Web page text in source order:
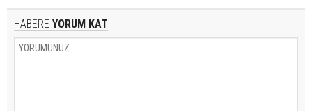
HABERE YORUM KAT